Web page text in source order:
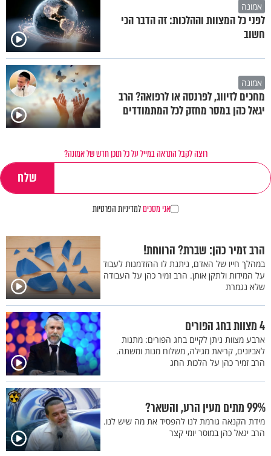
אמונה
לפני כל המצוות וההלכות: זה הדבר הכי
חשוב
אמונה
מחכים לזיווג, לפרנסה או לרפואה? הרב
יגאל כהן במסר מחזק לכל המתמודדים
רוצה לקבל התראה במייל על כל תוכן חדש של אמונה?
אני מסכיםלמדיניות הפרטיות
הרב זמיר כהן: שברת? הרווחת!
במהלך חייו של האדם, ניתנת לו ההזדמנות לעבוד
על המידות ולתקן אותן. הרב זמיר כהן על העבודה
שלא נגמרת
4 מצוות בחג הפורים
ארבע מצוות ניתן לקיים בחג הפורים: מתנות
לאביונים, קריאת מגילה, משלוח מנות ומשתה.
הרב זמיר כהן על הלכות החג
99% מתים מעין הרע, והשאר?
מידת הקנאה גורמת לנו להפסיד את מה שיש לנו.
הרב יגאל כהן במוסר יומי קצר